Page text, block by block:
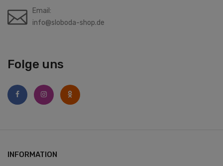
Folge uns
Email:
info@sloboda-shop.de
INFORMATION